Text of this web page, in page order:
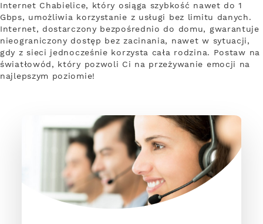
Internet Chabielice, który osiąga szybkość nawet do 1
Gbps, umożliwia korzystanie z usługi bez limitu danych.
Internet, dostarczony bezpośrednio do domu, gwarantuje
nieograniczony dostęp bez zacinania, nawet w sytuacji,
gdy z sieci jednocześnie korzysta cała rodzina. Postaw na
światłowód, który pozwoli Ci na przeżywanie emocji na
najlepszym poziomie!